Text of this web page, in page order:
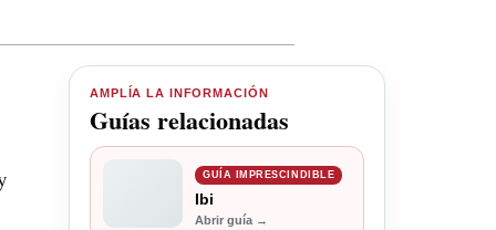
AMPLÍA LA INFORMACIÓN
Guías relacionadas
GUÍA IMPRESCINDIBLE
Ibi
Abrir guía →